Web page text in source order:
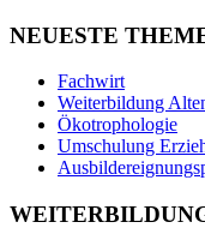
NEUESTE
Fachwirt
Weiterbildung
Ökotrophologie
Umschulung